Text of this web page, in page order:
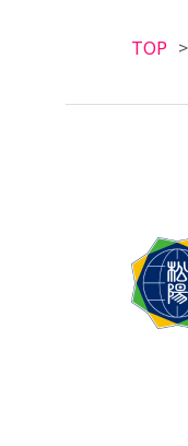
TOP